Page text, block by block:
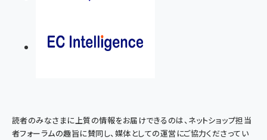
読者のみなさまに上質の情報をお届けできるのは、ネットショップ担当
者フォーラムの趣旨に賛同し、媒体としての運営にご協力くださってい